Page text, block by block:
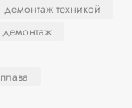
демонтаж техникой